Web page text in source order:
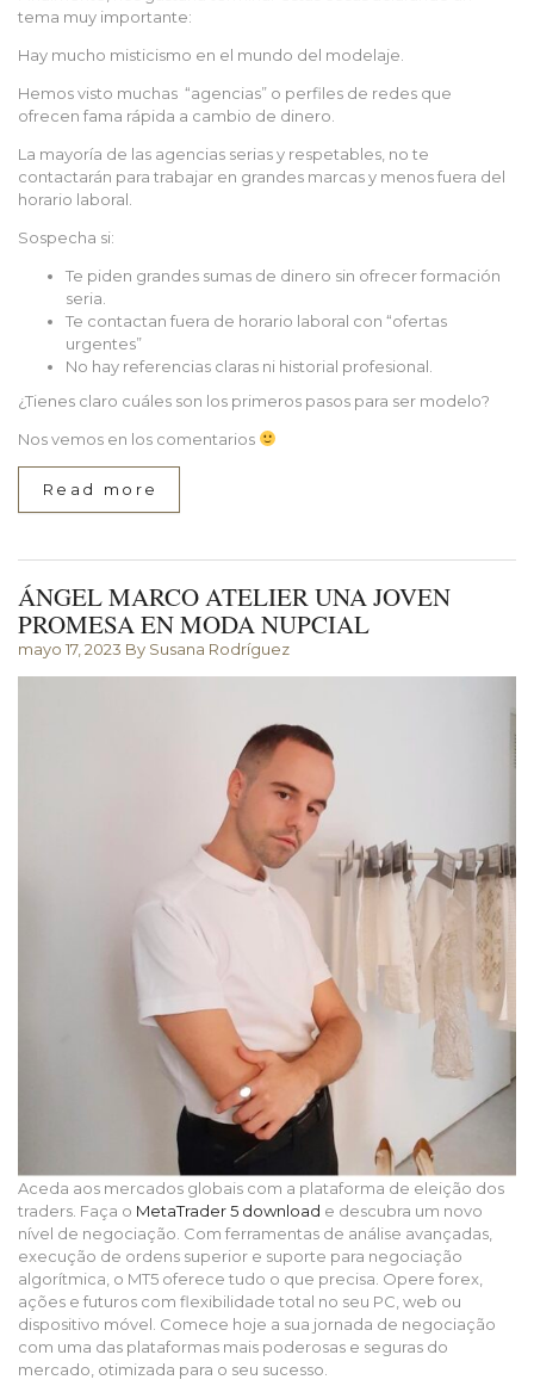
tema muy importante:
Hay mucho misticismo en el mundo del modelaje.
Hemos visto muchas “agencias” o perfiles de redes que
ofrecen fama rápida a cambio de dinero.
La mayoría de las agencias serias y respetables, no te
contactarán para trabajar en grandes marcas y menos fuera del
horario laboral.
Sospecha si:
Te piden grandes sumas de dinero sin ofrecer formación
seria.
Te contactan fuera de horario laboral con “ofertas
urgentes”
No hay referencias claras ni historial profesional.
¿Tienes claro cuáles son los primeros pasos para ser modelo?
Nos vemos en los comentarios
Read more
ÁNGEL MARCO ATELIER UNA JOVEN
PROMESA EN MODA NUPCIAL
mayo 17, 2023 By Susana Rodríguez
Aceda aos mercados globais com a plataforma de eleição dos
traders. Faça o MetaTrader 5 download e descubra um novo
nível de negociação. Com ferramentas de análise avançadas,
execução de ordens superior e suporte para negociação
algorítmica, o MT5 oferece tudo o que precisa. Opere forex,
ações e futuros com flexibilidade total no seu PC, web ou
dispositivo móvel. Comece hoje a sua jornada de negociação
com uma das plataformas mais poderosas e seguras do
mercado, otimizada para o seu sucesso.